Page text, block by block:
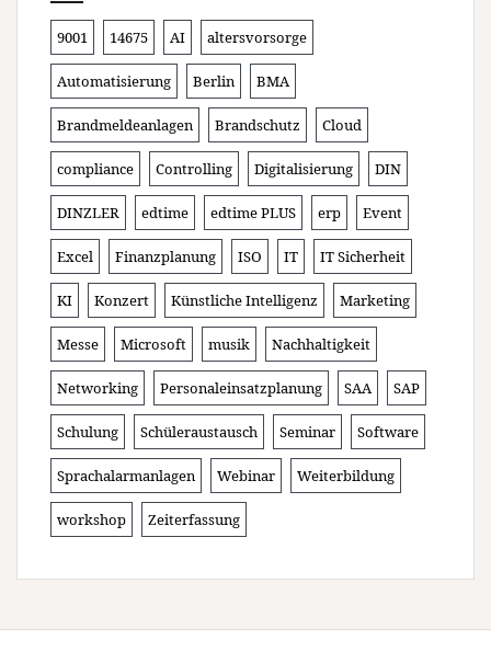
9001 14675 AI altersvorsorge
Automatisierung Berlin BMA
Brandmeldeanlagen Brandschutz Cloud
compliance Controlling Digitalisierung DIN
DINZLER edtime edtime PLUS erp Event
Excel Finanzplanung ISO IT IT Sicherheit
KI Konzert Künstliche Intelligenz Marketing
Messe Microsoft musik Nachhaltigkeit
Networking Personaleinsatzplanung SAA SAP
Schulung Schüleraustausch Seminar Software
Sprachalarmanlagen Webinar Weiterbildung
workshop Zeiterfassung